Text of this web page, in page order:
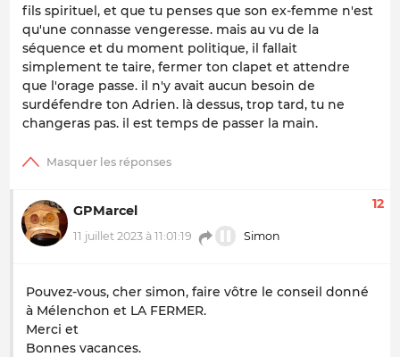
fils spirituel, et que tu penses que son ex-femme n'est
qu'une connasse vengeresse. mais au vu de la
séquence et du moment politique, il fallait
simplement te taire, fermer ton clapet et attendre
que l'orage passe. il n'y avait aucun besoin de
surdéfendre ton Adrien. là dessus, trop tard, tu ne
changeras pas. il est temps de passer la main.
GPMarcel
11 juillet 2023 à 11:01:19 Simon
12
Pouvez-vous, cher simon, faire vôtre le conseil donné
à Mélenchon et LA FERMER.
Merci et
Bonnes vacances.